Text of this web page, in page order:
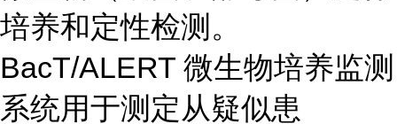
培养和定性检测。
BacT/ALERT 微生物培养监测
系统用于测定从疑似患